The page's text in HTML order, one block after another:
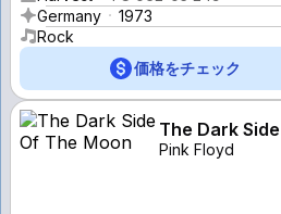
Germany
1973
Rock
価格をチェック
The Dark
Pink Floyd